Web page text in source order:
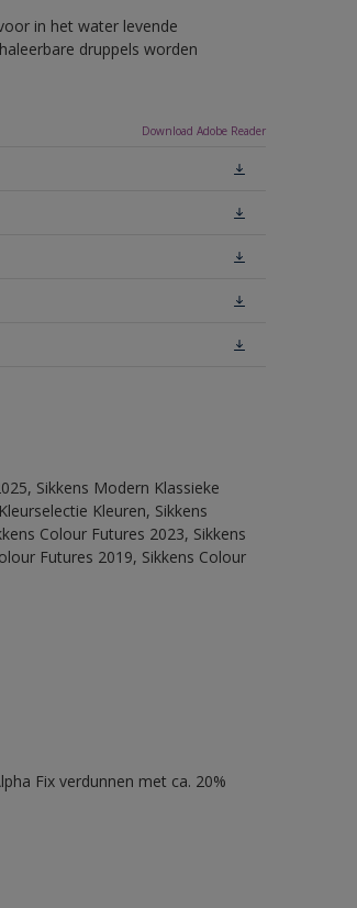
in het water levende
druppels worden
Download Adobe Reader
Sikkens Modern Klassieke
Kleuren, Sikkens
Colour Futures 2023, Sikkens
Futures 2019, Sikkens Colour
Fix verdunnen met ca. 20%